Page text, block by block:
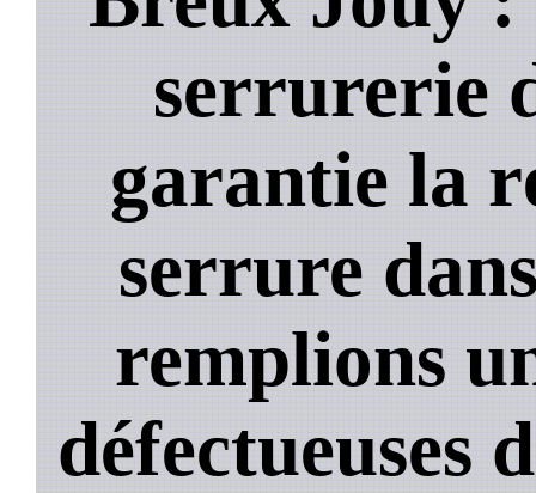
serrurerie
garantie la
serrure
remplions
défectueuses